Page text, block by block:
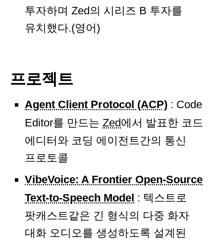
투자하며 Zed의 시리즈 B 투자를
유치했다.(영어)
프로젝트
Agent Client Protocol (ACP) : Code
Editor를 만드는 Zed에서 발표한 코드
에디터와 코딩 에이전트간의 통신
프로토콜
VibeVoice: A Frontier Open-Source
Text-to-Speech Model : 텍스트로
팟캐스트같은 긴 형식의 다중 화자
대화 오디오를 생성하도록 설계된